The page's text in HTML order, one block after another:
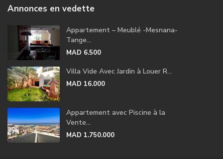
Annonces en vedette
Appartement – Meublé -Mesnana-
Tange...
MAD 6.500
Villa Vide Avec Jardin à Louer R...
MAD 16.000
Appartement avec Piscine à la
Vente...
MAD 1.750.000